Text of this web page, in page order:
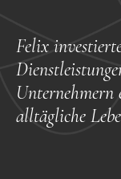
Felix
Unternehmern
alltägliche